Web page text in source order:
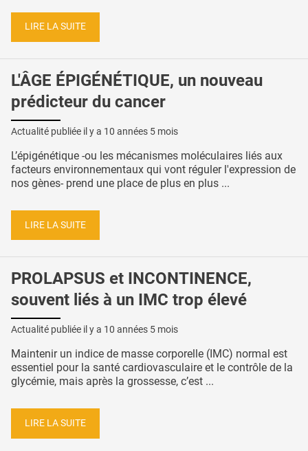
LIRE LA SUITE
L'ÂGE ÉPIGÉNÉTIQUE, un nouveau
prédicteur du cancer
Actualité publiée il y a 10 années 5 mois
L’épigénétique -ou les mécanismes moléculaires liés aux
facteurs environnementaux qui vont réguler l'expression de
nos gènes- prend une place de plus en plus ...
LIRE LA SUITE
PROLAPSUS et INCONTINENCE,
souvent liés à un IMC trop élevé
Actualité publiée il y a 10 années 5 mois
Maintenir un indice de masse corporelle (IMC) normal est
essentiel pour la santé cardiovasculaire et le contrôle de la
glycémie, mais après la grossesse, c’est ...
LIRE LA SUITE